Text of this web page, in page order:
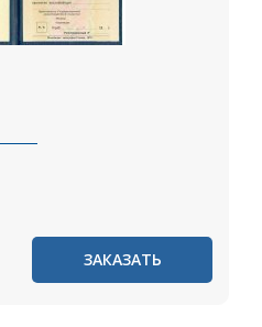
ЗАКАЗАТЬ